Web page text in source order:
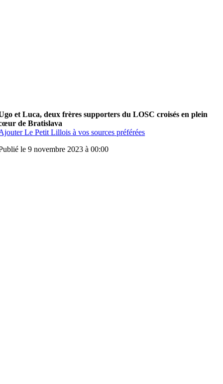
et Luca, deux frères supporters du LOSC croisés en plein
de Bratislava
Le Petit Lillois à vos sources préférées
le 9 novembre 2023 à 00:00